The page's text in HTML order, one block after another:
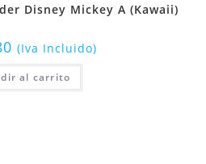
Disney Mickey A (Kawaii)
(Iva Incluido)
al carrito